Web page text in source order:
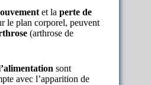
et la perte de
le plan corporel, peuvent
(arthrose de
sont
avec l’apparition de